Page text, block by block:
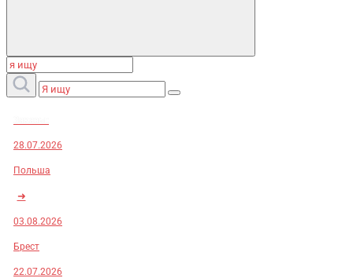
28.07.2026
Польша
➜
03.08.2026
Брест
22.07.2026